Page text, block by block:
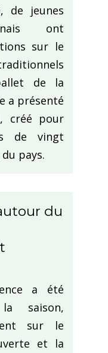
de jeunes
ont
sur le
de la
a présenté
créé pour
de vingt
pays.
du
a été
saison,
sur le
et la